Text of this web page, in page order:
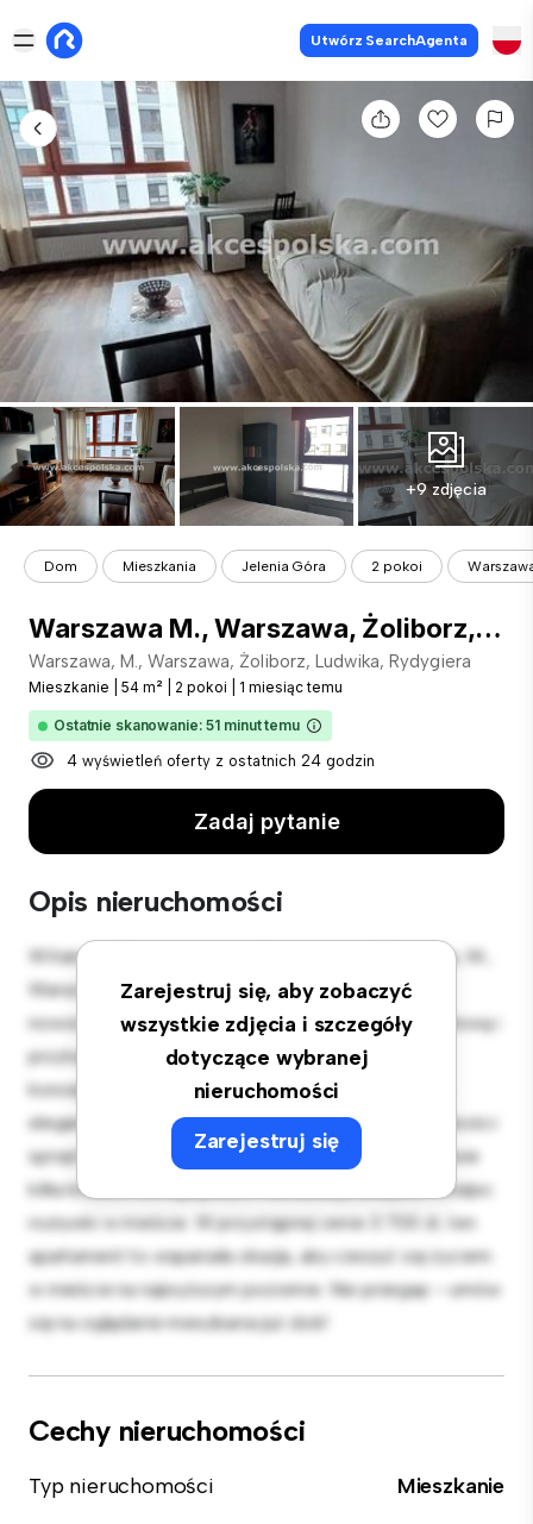
Utwórz SearchAgenta
+9 zdjęcia
Dom Mieszkania Jelenia Góra 2 pokoi
Warszawa M., Warszawa, Żoliborz, Ludwika Rydygiera
Warszawa, M., Warszawa, Żoliborz, Ludwika, Rydygiera
Mieszkanie 54 m² 2 pokoi 1 miesiąc temu
Ostatnie skanowanie: 51 minut temu
4 wyświetleń oferty z ostatnich 24 godzin
Zadaj pytanie
Opis nieruchomości
Zarejestruj się, aby zobaczyć
wszystkie zdjęcia i szczegóły
dotyczące wybranej
nieruchomości
Zarejestruj się
Witamy w Twojej nowej miejskiej oazie w Warszawa, M.,
Warszawa, Żoliborz, Ludwika, Rydygiera! Ten
nowoczesny apartament z 2 sypialniami oferuje stylową i
przytulną przestrzeń do zamieszkania. Otwarta
koncepcja układu idealnie nadaje się do rozrywki, a
elegancka kuchnia jest wyposażona w najwyższej jakości
sprzęt. Dzięki doskonałej lokalizacji będziesz zaledwie
kilka kroków od najlepszych restauracji, sklepów i miejsc
rozrywki w mieście. W przystępnej cenie 3 700 zł, ten
apartament to wspaniała okazja, aby cieszyć się życiem
w mieście na najwyższym poziomie. Nie przegap – umów
się na oglądanie mieszkania już dziś!
Cechy nieruchomości
Typ nieruchomości
Mieszkanie